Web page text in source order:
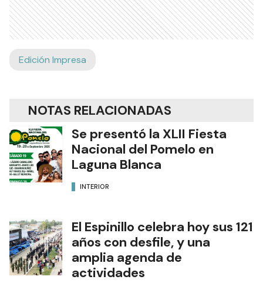
Edición Impresa
NOTAS RELACIONADAS
Se presentó la XLII Fiesta
Nacional del Pomelo en
Laguna Blanca
INTERIOR
El Espinillo celebra hoy sus 121
años con desfile, y una
amplia agenda de
actividades